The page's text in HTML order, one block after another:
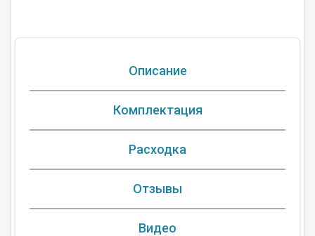
Описание
Комплектация
Расходка
Отзывы
Видео